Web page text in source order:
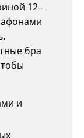
12–
бра
и